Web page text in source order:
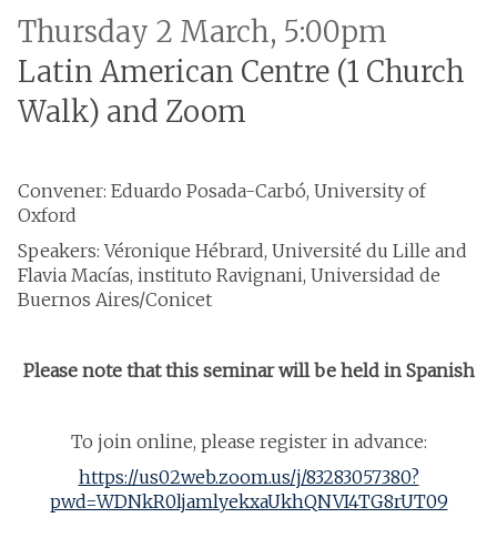
Thursday 2 March, 5:00pm
Latin American Centre (1 Church
Walk) and Zoom
Convener: Eduardo Posada-Carbó, University of
Oxford
Speakers: Véronique Hébrard, Université du Lille and
Flavia Macías, instituto Ravignani, Universidad de
Buernos Aires/Conicet
Please note that this seminar will be held in Spanish
To join online, please register in advance:
https://us02web.zoom.us/j/83283057380?
pwd=WDNkR0ljamlyekxaUkhQNVI4TG8rUT09